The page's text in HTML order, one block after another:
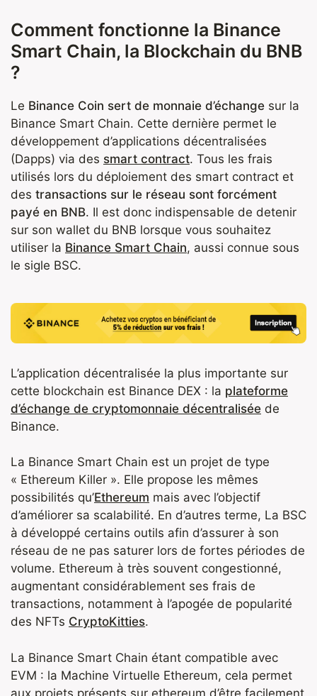
Comment fonctionne la Binance
Smart Chain, la Blockchain du BNB
?
Le Binance Coin sert de monnaie d’échange sur la
Binance Smart Chain. Cette dernière permet le
développement d’applications décentralisées
(Dapps) via des smart contract. Tous les frais
utilisés lors du déploiement des smart contract et
des transactions sur le réseau sont forcément
payé en BNB. Il est donc indispensable de detenir
sur son wallet du BNB lorsque vous souhaitez
utiliser la Binance Smart Chain, aussi connue sous
le sigle BSC.
L’application décentralisée la plus importante sur
cette blockchain est Binance DEX : la plateforme
d’échange de cryptomonnaie décentralisée de
Binance.
La Binance Smart Chain est un projet de type
« Ethereum Killer ». Elle propose les mêmes
possibilités qu’Ethereum mais avec l’objectif
d’améliorer sa scalabilité. En d’autres terme, La BSC
à développé certains outils afin d’assurer à son
réseau de ne pas saturer lors de fortes périodes de
volume. Ethereum à très souvent congestionné,
augmentant considérablement ses frais de
transactions, notamment à l’apogée de popularité
des NFTs CryptoKitties.
La Binance Smart Chain étant compatible avec
EVM : la Machine Virtuelle Ethereum, cela permet
aux projets présents sur ethereum d’être facilement